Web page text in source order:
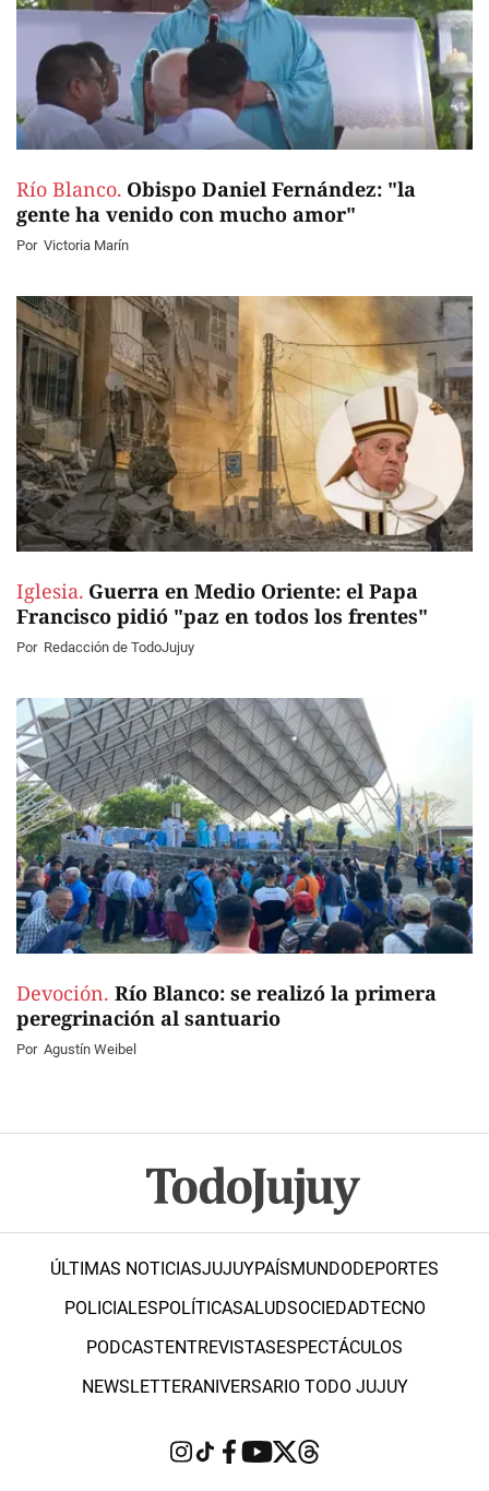
Río Blanco. Obispo Daniel Fernández: "la
gente ha venido con mucho amor"
Por Victoria Marín
Iglesia. Guerra en Medio Oriente: el Papa
Francisco pidió "paz en todos los frentes"
Por Redacción de TodoJujuy
Devoción. Río Blanco: se realizó la primera
peregrinación al santuario
Por Agustín Weibel
ÚLTIMAS NOTICIASJUJUYPAÍSMUNDODEPORTES
POLICIALESPOLÍTICASALUDSOCIEDADTECNO
PODCASTENTREVISTASESPECTÁCULOS
NEWSLETTERANIVERSARIO TODO JUJUY